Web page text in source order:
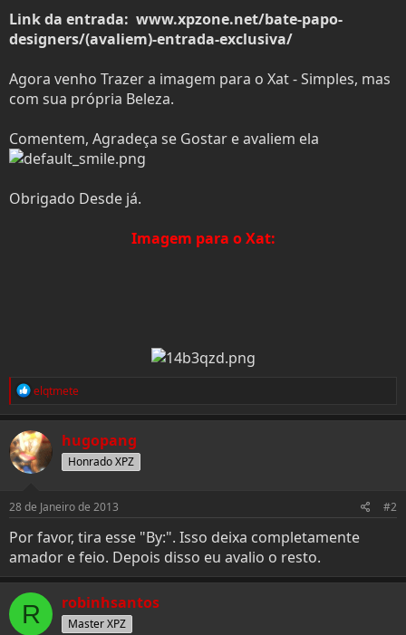
Link da entrada: www.xpzone.net/bate-papo-
designers/(avaliem)-entrada-exclusiva/
Agora venho Trazer a imagem para o Xat - Simples, mas
com sua própria Beleza.
Comentem, Agradeça se Gostar e avaliem ela
Obrigado Desde já.
Imagem para o Xat:
R
a
c
t
i
o
s
:
elqtmete
hugopang
Honrado XPZ
28 de Janeiro de 2013 #2
Por favor, tira esse "By:". Isso deixa completamente
amador e feio. Depois disso eu avalio o resto.
R robinhsantos
Master XPZ